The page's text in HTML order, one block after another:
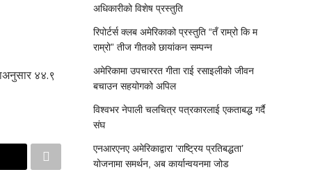
४४.९
अधिकारीको विशेष प्रस्तुति
रिपोर्टर्स क्लब अमेरिकाको प्रस्तुति “तँ राम्रो कि म
राम्रो” तीज गीतको छायांकन सम्पन्न
अमेरिकामा उपचाररत गीता राई रसाइलीको जीवन
बचाउन सहयोगको अपिल
विश्वभर नेपाली चलचित्र पत्रकारलाई एकताबद्ध गर्दै
संघ
एनआरएनए अमेरिकाद्वारा ‘राष्ट्रिय प्रतिबद्धता’
योजनामा समर्थन, अब कार्यान्वयनमा जोड